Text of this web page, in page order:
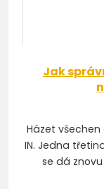
Jak
Házet
IN. Jedna
se dá